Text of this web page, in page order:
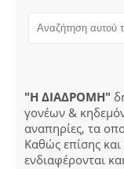
"Η ΔΙΑΔΡΟΜΗ"
γονέων &
αναπηρίες, τα
Καθώς επίσης
ενδιαφέρονται